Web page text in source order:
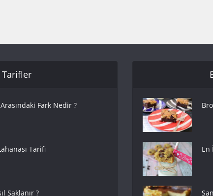
Tarifler
Fark Nedir ?
Tarifi
Saklanır ?
En